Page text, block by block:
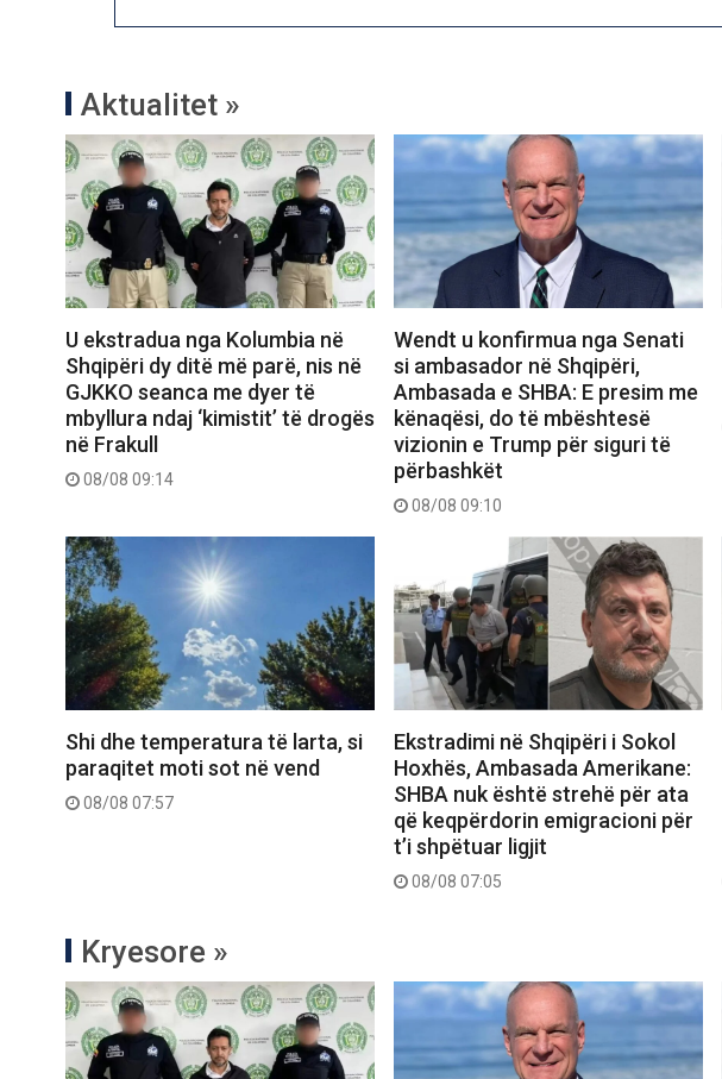
Aktualitet »
U ekstradua nga Kolumbia në
Shqipëri dy ditë më parë, nis në
GJKKO seanca me dyer të
mbyllura ndaj ‘kimistit’ të drogës
në Frakull
08/08 09:14
Wendt u konfirmua nga Senati
si ambasador në Shqipëri,
Ambasada e SHBA: E presim me
kënaqësi, do të mbështesë
vizionin e Trump për siguri të
përbashkët
08/08 09:10
Shi dhe temperatura të larta, si
paraqitet moti sot në vend
08/08 07:57
Ekstradimi në Shqipëri i Sokol
Hoxhës, Ambasada Amerikane:
SHBA nuk është strehë për ata
që keqpërdorin emigracioni për
t’i shpëtuar ligjit
08/08 07:05
Kryesore »